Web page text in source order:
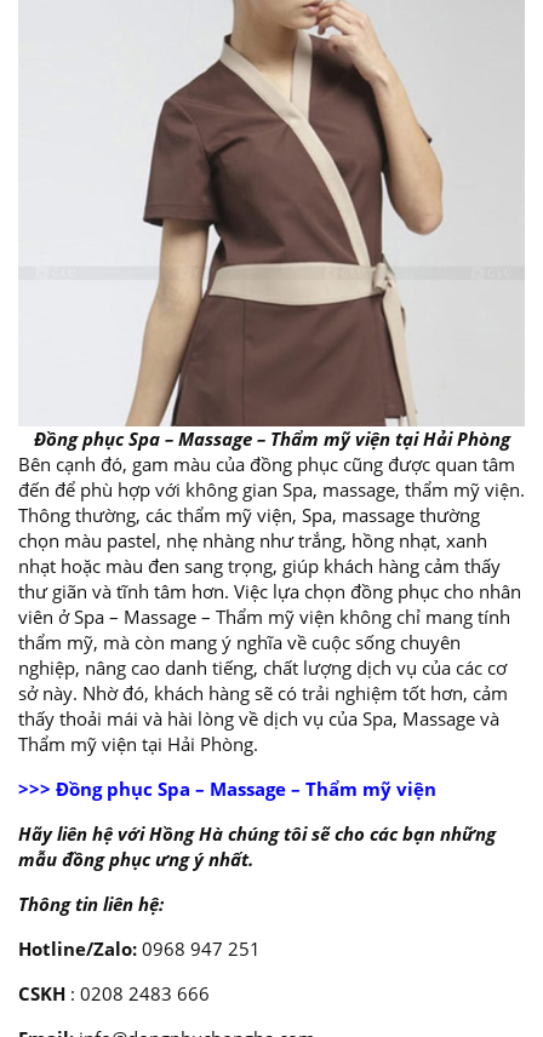
Đồng phục Spa – Massage – Thẩm mỹ viện tại Hải Phòng
Bên cạnh đó, gam màu của đồng phục cũng được quan tâm
đến để phù hợp với không gian Spa, massage, thẩm mỹ viện.
Thông thường, các thẩm mỹ viện, Spa, massage thường
chọn màu pastel, nhẹ nhàng như trắng, hồng nhạt, xanh
nhạt hoặc màu đen sang trọng, giúp khách hàng cảm thấy
thư giãn và tĩnh tâm hơn. Việc lựa chọn đồng phục cho nhân
viên ở Spa – Massage – Thẩm mỹ viện không chỉ mang tính
thẩm mỹ, mà còn mang ý nghĩa về cuộc sống chuyên
nghiệp, nâng cao danh tiếng, chất lượng dịch vụ của các cơ
sở này. Nhờ đó, khách hàng sẽ có trải nghiệm tốt hơn, cảm
thấy thoải mái và hài lòng về dịch vụ của Spa, Massage và
Thẩm mỹ viện tại Hải Phòng.
>>> Đồng phục Spa – Massage – Thẩm mỹ viện
Hãy liên hệ với Hồng Hà chúng tôi sẽ cho các bạn những
mẫu đồng phục ưng ý nhất.
Thông tin liên hệ:
Hotline/Zalo: 0968 947 251
CSKH : 0208 2483 666